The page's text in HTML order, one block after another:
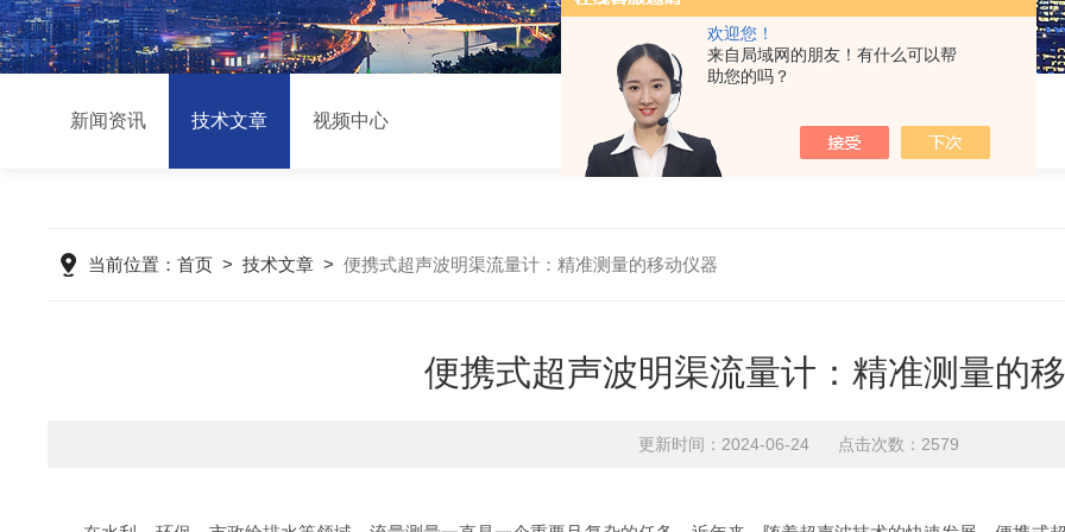
欢迎您！
来自局域网的朋友！有什么可以帮
助您的吗？
新闻资讯 技术文章 视频中心
当前位置：首页 >技术文章 >便携式超声波明渠流量计：精准测量的移动仪器
便携式超声波明渠流量计：精准测量的
更新时间：2024-06-24 点击次数：2579